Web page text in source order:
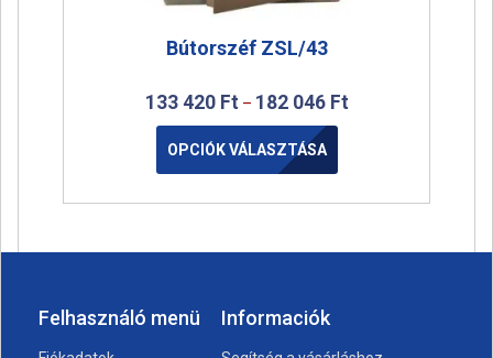
Bútorszéf ZSL/43
133 420 Ft – 182 046 Ft
OPCIÓK VÁLASZTÁSA
Felhasználó menü Informaciók